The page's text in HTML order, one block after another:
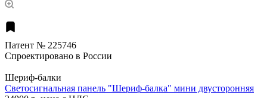
Патент № 225746
Спроектировано в России
Шериф-балки
Светосигнальная панель "Шериф-балка" мини двусторонняя